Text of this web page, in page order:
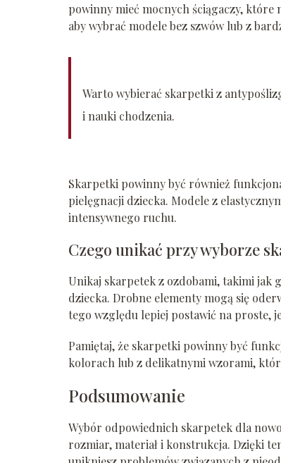
powinny mieć mocnych ściągaczy, które
aby wybrać modele bez szwów lub z
Warto wybierać skarpetki z
i nauki chodzenia.
Skarpetki powinny być również
pielęgnacji dziecka. Modele z
intensywnego ruchu.
Czego unikać przy wyborze
Unikaj skarpetek z ozdobami, takimi jak
dziecka. Drobne elementy mogą się
tego względu lepiej postawić na proste,
Pamiętaj, że skarpetki powinny być
kolorach lub z delikatnymi wzorami,
Podsumowanie
Wybór odpowiednich skarpetek dla
rozmiar, materiał i konstrukcja. Dzięki